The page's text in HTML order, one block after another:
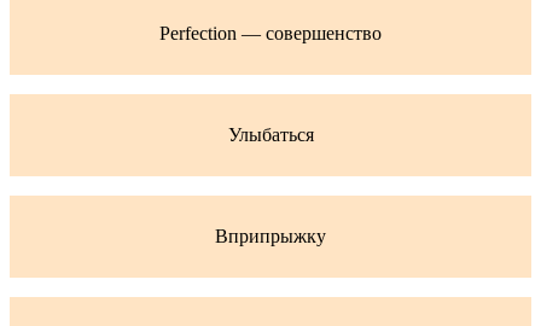
Perfection — совершенство
Улыбаться
Вприпрыжку